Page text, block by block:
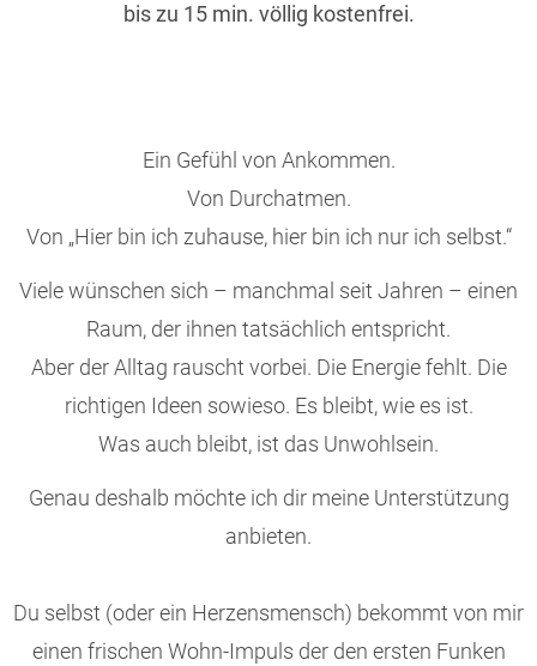
bis zu 15 min. völlig kostenfrei.
Ein Gefühl von Ankommen.
Von Durchatmen.
Von „Hier bin ich zuhause, hier bin ich nur ich selbst.“
Viele wünschen sich – manchmal seit Jahren – einen
Raum, der ihnen tatsächlich entspricht.
Aber der Alltag rauscht vorbei. Die Energie fehlt. Die
richtigen Ideen sowieso. Es bleibt, wie es ist.
Was auch bleibt, ist das Unwohlsein.
Genau deshalb möchte ich dir meine Unterstützung
anbieten.
Du selbst (oder ein Herzensmensch) bekommt von mir
einen frischen Wohn-Impuls der den ersten Funken